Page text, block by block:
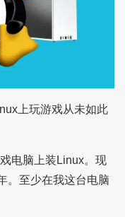
上玩游戏从未如此
电脑上装Linux。现
。至少在我这台电脑